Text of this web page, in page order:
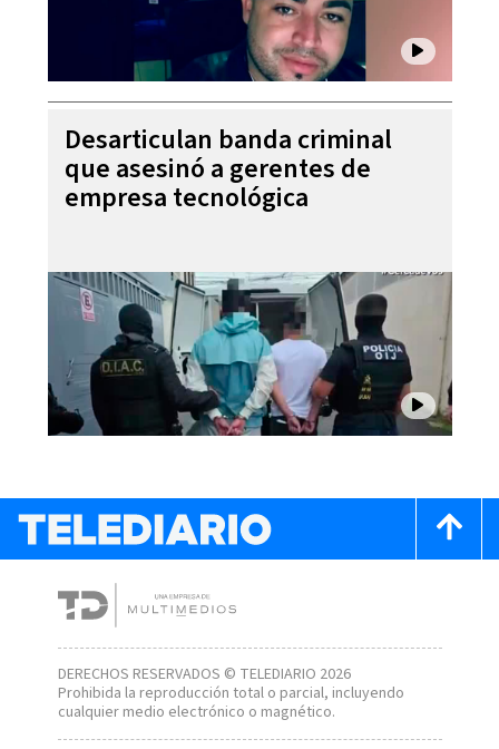
Desarticulan banda criminal
que asesinó a gerentes de
empresa tecnológica
DERECHOS RESERVADOS © TELEDIARIO 2026
Prohibida la reproducción total o parcial, incluyendo
cualquier medio electrónico o magnético.